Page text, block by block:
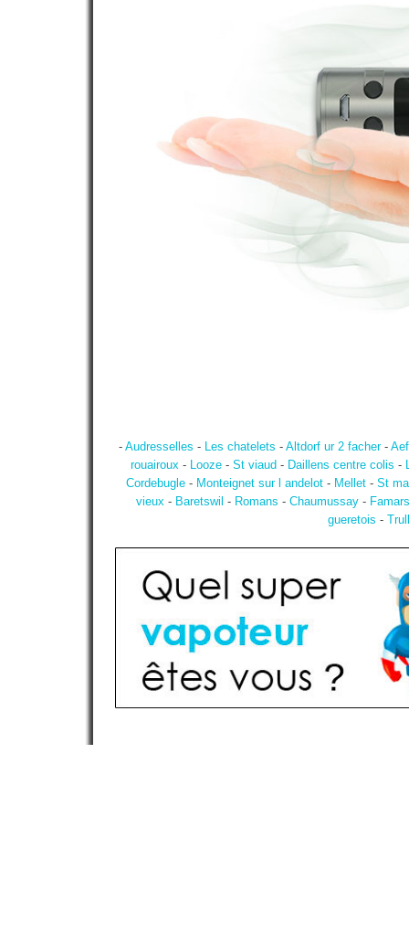
- Audresselles - Les chatelets - Altdorf ur 2 facher-
rouairoux - Looze - St viaud - Daillens centre colis -
Cordebugle - Monteignet sur l andelot - Mellet - St
vieux- Baretswil - Romans - Chaumussay- Famars
gueretois -